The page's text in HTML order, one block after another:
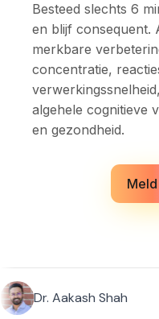
Besteed slechts 6
en blijf consequent.
merkbare
concentratie,
algehele cognitieve
en gezondheid.